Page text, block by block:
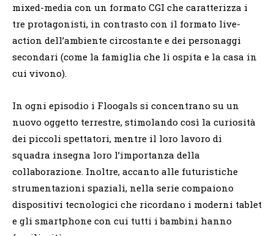
mixed-media con un formato CGI che caratterizza i
tre protagonisti, in contrasto con il formato live-
action dell’ambiente circostante e dei personaggi
secondari (come la famiglia che li ospita e la casa in
cui vivono).
In ogni episodio i Floogals si concentrano su un
nuovo oggetto terrestre, stimolando così la curiosità
dei piccoli spettatori, mentre il loro lavoro di
squadra insegna loro l’importanza della
collaborazione. Inoltre, accanto alle futuristiche
strumentazioni spaziali, nella serie compaiono
dispositivi tecnologici che ricordano i moderni tablet
e gli smartphone con cui tutti i bambini hanno